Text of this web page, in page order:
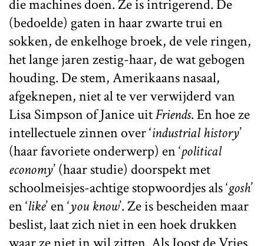
die machines doen. Ze is intrigerend. De
(bedoelde) gaten in haar zwarte trui en
sokken, de enkelhoge broek, de vele ringen,
het lange jaren zestig-haar, de wat gebogen
houding. De stem, Amerikaans nasaal,
afgeknepen, niet al te ver verwijderd van
Lisa Simpson of Janice uitFriends. En hoe ze
intellectuele zinnen over ‘industrial history’
(haar favoriete onderwerp) en ‘political
economy’ (haar studie) doorspekt met
schoolmeisjes-achtige stopwoordjes als ‘gosh’
en ‘like’ en ‘you know’. Ze is bescheiden maar
beslist, laat zich niet in een hoek drukken